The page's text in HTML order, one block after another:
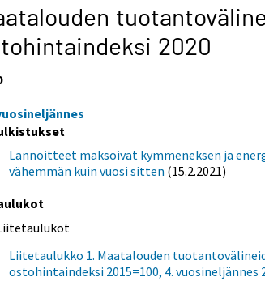
2020
Lannoitteet maksoivat kymmeneksen ja
vähemmän kuin vuosi sitten (15.2.2021)
Liitetaulukko 1. Maatalouden
ostohintaindeksi 2015=100, 4. vuosineljännes